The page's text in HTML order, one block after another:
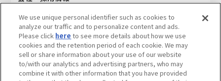
採用情報
サステナビリティ
お問い合わせ
We use unique personal identifier such as cookies to
analyze our traffic and to personalize content and ads.
Please click here to see more details about how we use
cookies and the retention period of each cookie. We may
sell or share information about your use of our website
to/with our analytics and advertising partners, who may
combine it with other information that you have provided